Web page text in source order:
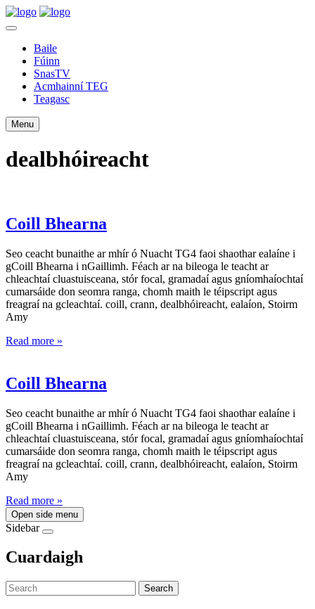
Baile
Fúinn
SnasTV
Acmhainní TEG
Teagasc
Menu
dealbhóireacht
Coill Bhearna
Seo ceacht bunaithe ar mhír ó Nuacht TG4 faoi shaothar ealaíne i
gCoill Bhearna i nGaillimh. Féach ar na bileoga le teacht ar
chleachtaí cluastuisceana, stór focal, gramadaí agus gníomhaíochtaí
cumarsáide don seomra ranga, chomh maith le téipscript agus
freagraí na gcleachtaí. coill, crann, dealbhóireacht, ealaíon, Stoirm
Amy
Read more »
Coill Bhearna
Seo ceacht bunaithe ar mhír ó Nuacht TG4 faoi shaothar ealaíne i
gCoill Bhearna i nGaillimh. Féach ar na bileoga le teacht ar
chleachtaí cluastuisceana, stór focal, gramadaí agus gníomhaíochtaí
cumarsáide don seomra ranga, chomh maith le téipscript agus
freagraí na gcleachtaí. coill, crann, dealbhóireacht, ealaíon, Stoirm
Amy
Read more »
Open side menu
Sidebar
Cuardaigh
Search